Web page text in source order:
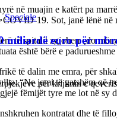
në muajin e katërt pa
COVID-19. Sot, janë lënë
të spitalit zgjohen çdo
është bërë e
të dalin me emra, për
“Ne jemi të gatshëm
fëmijët tyre me lot në sy
kontratat dhe të
,Speciale
miliardë euro për
për krijimin e